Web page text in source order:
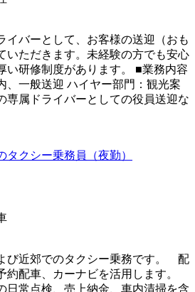
イバーとして、お客様の送迎（おも
いただきます。未経験の方でも安心
い研修制度があります。 ■業務内容
、一般送迎 ハイヤー部門：観光案
専属ドライバーとしての役員送迎な
クシー乗務員（夜勤）
び近郊でのタクシー乗務です。 配
約配車、カーナビを活用します。
日常点検、売上納金、車内清掃を含